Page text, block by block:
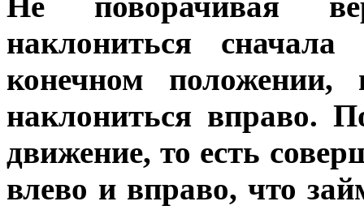
наклониться
конечном положении,
наклониться вправо.
движение, то есть
влево и вправо, что